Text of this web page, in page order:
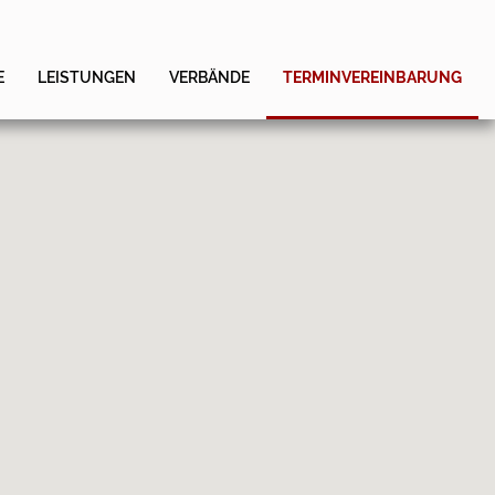
LEISTUNGEN VERBÄNDE TERMINVEREINBARUNG